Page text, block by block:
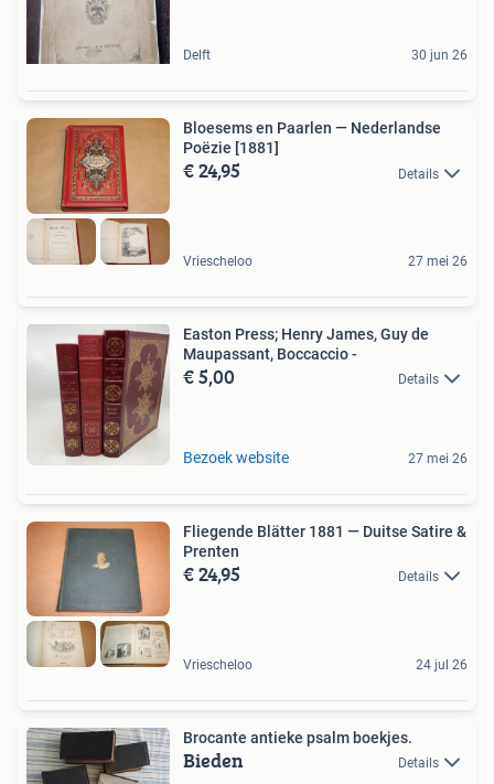
Delft 30 jun 26
Bloesems en Paarlen — Nederlandse
Poëzie [1881]
€ 24,95 Details
Vriescheloo 27 mei 26
Easton Press; Henry James, Guy de
Maupassant, Boccaccio -
€ 5,00 Details
Bezoek website 27 mei 26
Fliegende Blätter 1881 — Duitse Satire &
Prenten
€ 24,95 Details
Vriescheloo 24 jul 26
Brocante antieke psalm boekjes.
Bieden Details